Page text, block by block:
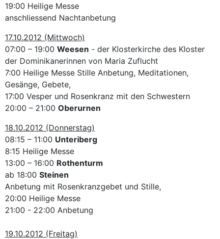
19:00 Heilige Messe
anschliessend Nachtanbetung
17.10.2012 (Mittwoch)
07:00 – 19:00 Weesen - der Klosterkirche des Kloster
der Dominikanerinnen von Maria Zuflucht
7:00 Heilige Messe Stille Anbetung, Meditationen,
Gesänge, Gebete,
17:00 Vesper und Rosenkranz mit den Schwestern
20:00 – 21:00 Oberurnen
18.10.2012 (Donnerstag)
08:15 – 11:00 Unteriberg
8:15 Heilige Messe
13:00 – 16:00 Rothenturm
ab 18:00 Steinen
Anbetung mit Rosenkranzgebet und Stille,
20:00 Heilige Messe
21:00 - 22:00 Anbetung
19.10.2012 (Freitag)